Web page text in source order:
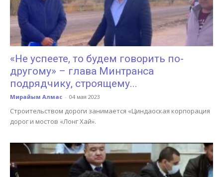
«Не успеете, то будем говорить по-
другому» – глава Минтранса
подрядчику, строящему...
Мирайым Алмас - 04 мая 2023
Строительством дороги занимается «Циндаоская корпорация
дорог и мостов «Лонг Хай».